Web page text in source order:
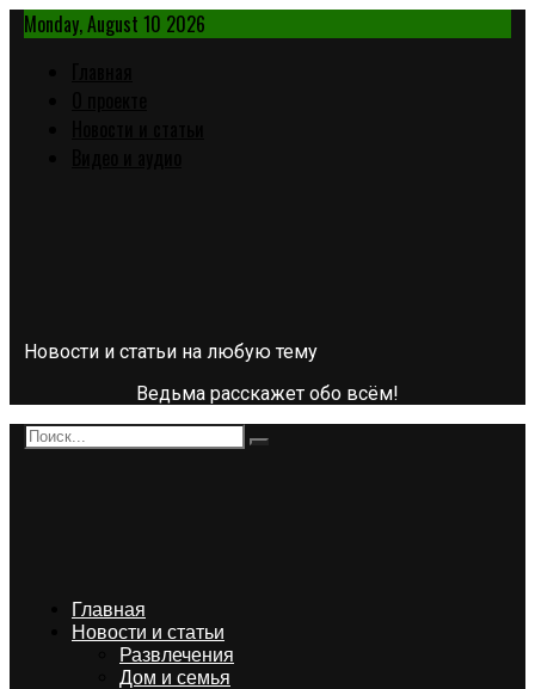
Monday, August 10 2026
Новости и статьи на любую тему
Ведьма расскажет обо всём!
Главная
Новости и статьи
Развлечения
Дом и семья